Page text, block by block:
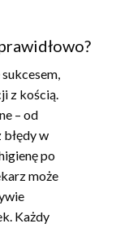
z kością.
– od
w
po
może
Każdy